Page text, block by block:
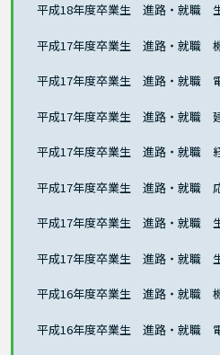
平成18年度卒業生 進路・就職
平成17年度卒業生 進路・就職
平成17年度卒業生 進路・就職
平成17年度卒業生 進路・就職
平成17年度卒業生 進路・就職
平成17年度卒業生 進路・就職
平成17年度卒業生 進路・就職
平成17年度卒業生 進路・就職
平成16年度卒業生 進路・就職
平成16年度卒業生 進路・就職